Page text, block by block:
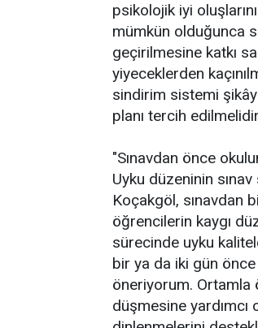
psikolojik iyi
mümkün olduğunca
geçirilmesine katkı
yiyeceklerden
sindirim sistemi
planı tercih
"Sınavdan önce
Uyku düzeninin
Koçakgöl, sınavdan
öğrencilerin kaygı
sürecinde uyku
bir ya da iki gün önce
öneriyorum. Ortamla
düşmesine yardımcı